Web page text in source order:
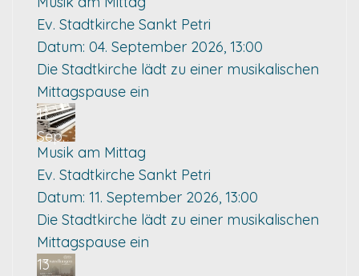
Ev. Stadtkirche Sankt Petri
Datum: 04. September 2026, 13:00
Die Stadtkirche lädt zu einer musikalischen
Mittagspause ein
11
Sep.
Musik am Mittag
Ev. Stadtkirche Sankt Petri
Datum: 11. September 2026, 13:00
Die Stadtkirche lädt zu einer musikalischen
Mittagspause ein
13